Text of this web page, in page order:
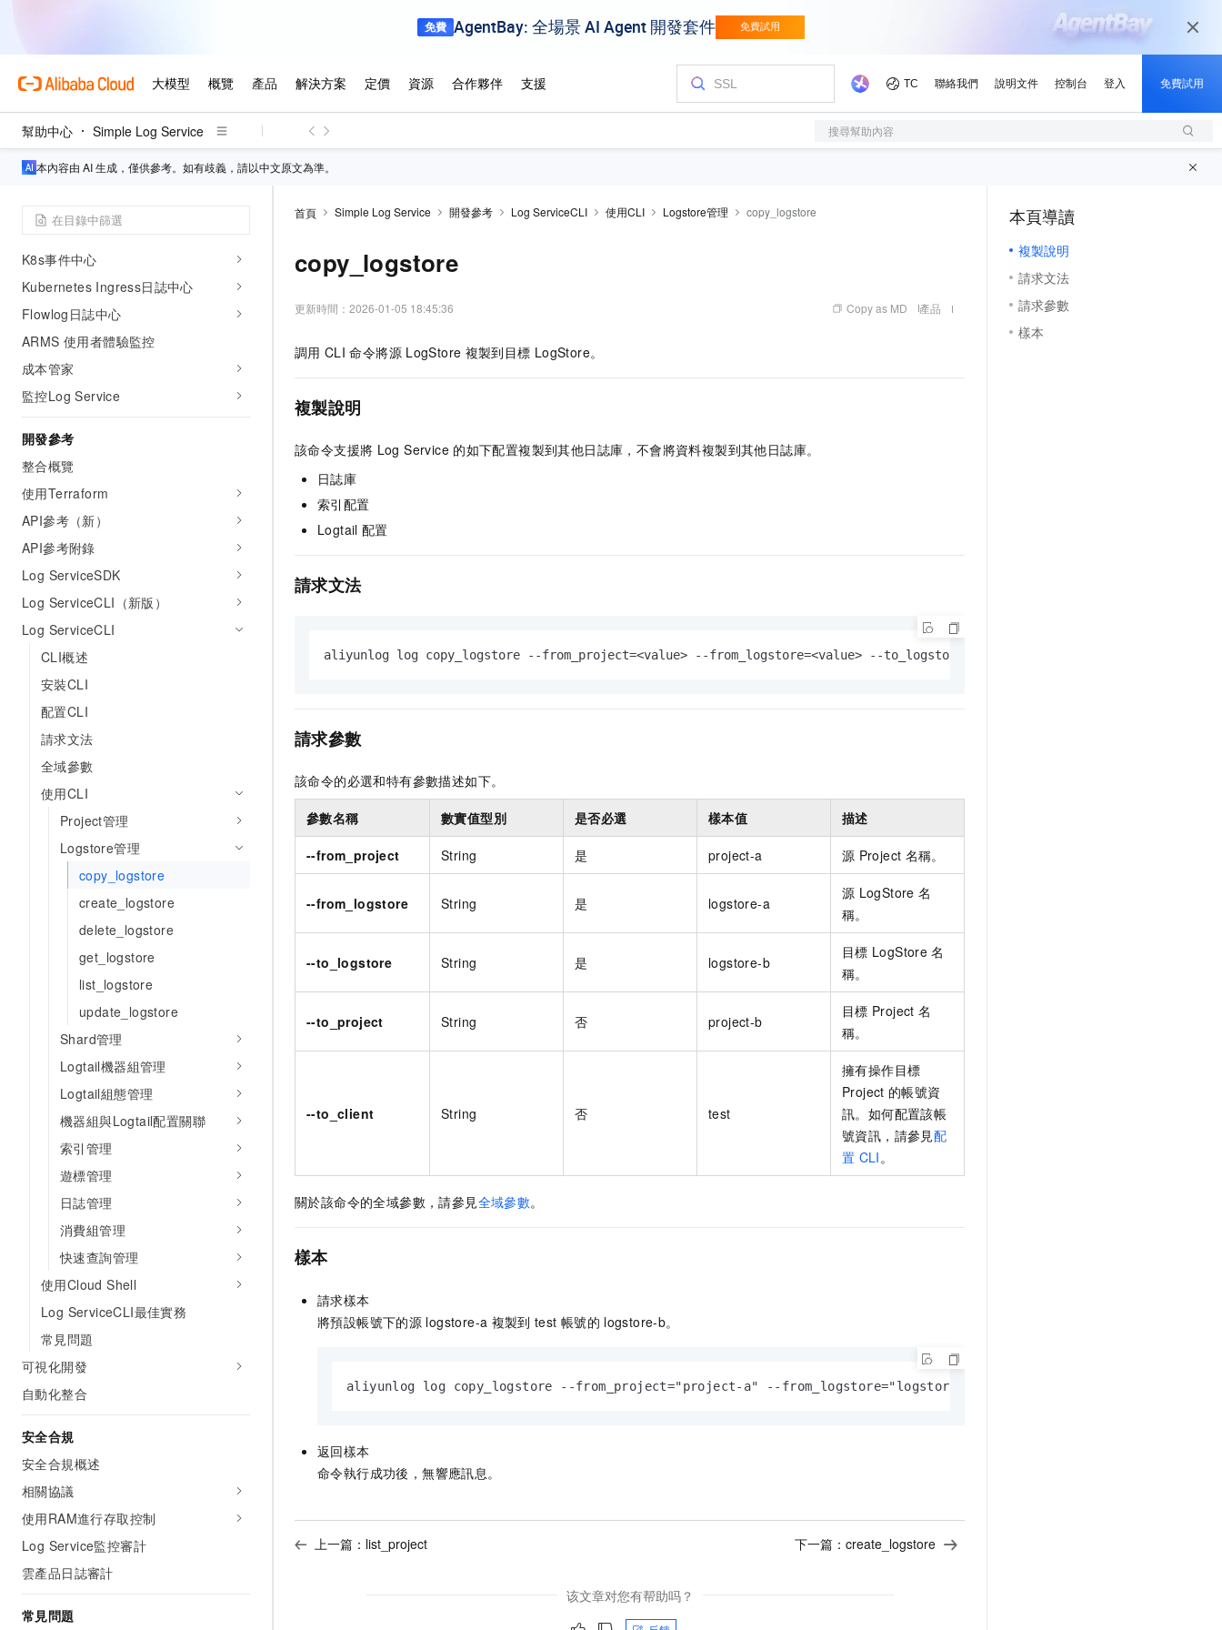
幫助中心 Simple Log Service 搜尋幫助內容
本內容由 AI 生成，僅供參考。如有歧義，請以中文原文為準。
AI 日誌
日誌審計（舊版）
日誌審計（新版）
第三方日誌分析
智能異常分析
K8s事件中心
Kubernetes Ingress日誌中心
Flowlog日誌中心
ARMS 使用者體驗監控
成本管家
監控Log Service
開發參考
整合概覽
使用Terraform
API參考（新）
API參考附錄
Log ServiceSDK
Log ServiceCLI（新版）
Log ServiceCLI
CLI概述
安裝CLI
配置CLI
請求文法
全域參數
使用CLI
Project管理
Logstore管理
copy_logstore
create_logstore
delete_logstore
get_logstore
list_logstore
update_logstore
Shard管理
Logtail機器組管理
Logtail組態管理
機器組與Logtail配置關聯
索引管理
遊標管理
日誌管理
消費組管理
快速查詢管理
使用Cloud Shell
Log ServiceCLI最佳實務
常見問題
可視化開發
自動化整合
安全合規
安全合規概述
相關協議
使用RAM進行存取控制
Log Service監控審計
雲產品日誌審計
常見問題
首頁 Simple Log Service 開發參考 Log ServiceCLI 使用CLI Logstore管理 copy_logstore
copy_logstore
更新時間： 2026-01-05 18:45:36 Copy as MD 產品
調用 CLI 命令將源 LogStore 複製到目標 LogStore。
複製說明
該命令支援將 Log Service 的如下配置複製到其他日誌庫，不會將資料複製到其他日誌庫。
日誌庫
索引配置
Logtail 配置
請求文法
aliyunlog log copy_logstore --from_project=<value> --from_logstore=<value> --to_logstore=<value> [--
請求參數
該命令的必選和特有參數描述如下。
參數名稱 數實值型別 是否必選 樣本值 描述
--from_project String 是 project-a 源 Project 名稱。
--from_logstore String 是 logstore-a
源 LogStore 名
稱。
--to_logstore String 是 logstore-b
目標 LogStore 名
稱。
--to_project String 否 project-b
目標 Project 名
稱。
--to_client String 否 test
擁有操作目標
Project 的帳號資
訊。如何配置該帳
號資訊，請參見配
置 CLI。
關於該命令的全域參數，請參見全域參數。
樣本
請求樣本
將預設帳號下的源 logstore-a 複製到 test 帳號的 logstore-b。
aliyunlog log copy_logstore --from_project="project-a" --from_logstore="logstore-a" --to_logstore="logstore-b"
返回樣本
命令執行成功後，無響應訊息。
上一篇： list_project 下一篇： create_logstore
该文章对您有帮助吗？
本頁導讀
複製說明
請求文法
請求參數
樣本